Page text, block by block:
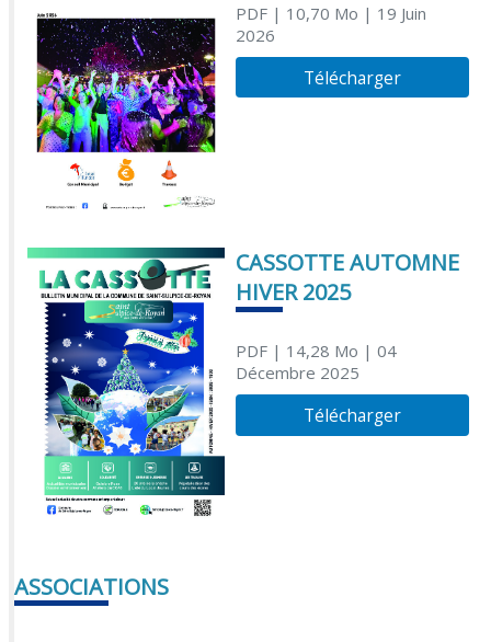
PDF| 10,70 Mo | 19 Juin
2026
Télécharger
CASSOTTE AUTOMNE
HIVER 2025
PDF| 14,28 Mo | 04
Décembre 2025
Télécharger
ASSOCIATIONS